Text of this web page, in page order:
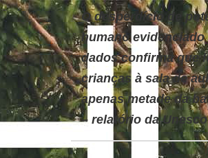
O desperdício de
humano evidenciado
dados confirma que
crianças à sala de
apenas metade da
– relatório da Unesco